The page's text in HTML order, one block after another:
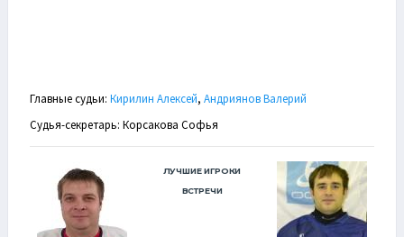
Главные судьи: Кирилин Алексей, Андриянов Валерий
Судья-секретарь: Корсакова Софья
ЛУЧШИЕ ИГРОКИ
ВСТРЕЧИ